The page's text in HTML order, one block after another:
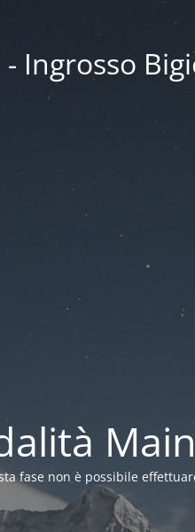
Ingrosso
fase non è possibile